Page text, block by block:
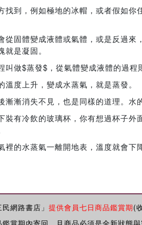
找到，例如極地的冰帽，或者假如你
從固體變成液體或氣體，或是反過
是凝固。
叫做$蒸發$，從氣體變成液體的過程
度上升，變成水蒸氣，就是蒸發。
漸漸消失不見，也是同樣的道理。水
裝有冷飲的玻璃杯，你有想過杯子
裡的水蒸氣一離開地表，溫度就會
網路書店」 提供會員七日商品鑑賞期(
賞期內寄回，且商品必須是全新狀態